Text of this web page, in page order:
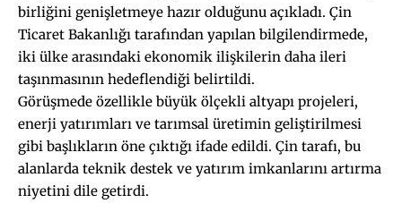
birliğini genişletmeye hazır olduğunu açıkladı. Çin
Ticaret Bakanlığı tarafından yapılan bilgilendirmede,
iki ülke arasındaki ekonomik ilişkilerin daha ileri
taşınmasının hedeflendiği belirtildi.
Görüşmede özellikle büyük ölçekli altyapı projeleri,
enerji yatırımları ve tarımsal üretimin geliştirilmesi
gibi başlıkların öne çıktığı ifade edildi. Çin tarafı, bu
alanlarda teknik destek ve yatırım imkanlarını artırma
niyetini dile getirdi.